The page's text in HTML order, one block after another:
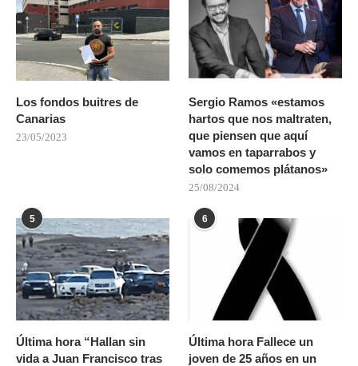
Los fondos buitres de
Canarias
23/05/2023
Sergio Ramos «estamos
hartos que nos maltraten,
que piensen que aquí
vamos en taparrabos y
solo comemos plátanos»
25/08/2024
5
Última hora “Hallan sin
vida a Juan Francisco tras
6
Última hora Fallece un
joven de 25 años en un